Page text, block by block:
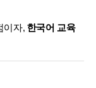
이자, 한국어 교육